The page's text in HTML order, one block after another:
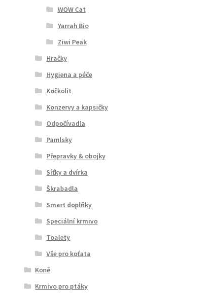
WOW Cat
Yarrah Bio
Ziwi Peak
Hračky
Hygiena a péče
Kočkolit
Konzervy a kapsičky
Odpočívadla
Pamlsky
Přepravky & obojky
Síťky a dvírka
Škrabadla
Smart doplňky
Speciální krmivo
Toalety
Vše pro koťata
Koně
Krmivo pro ptáky